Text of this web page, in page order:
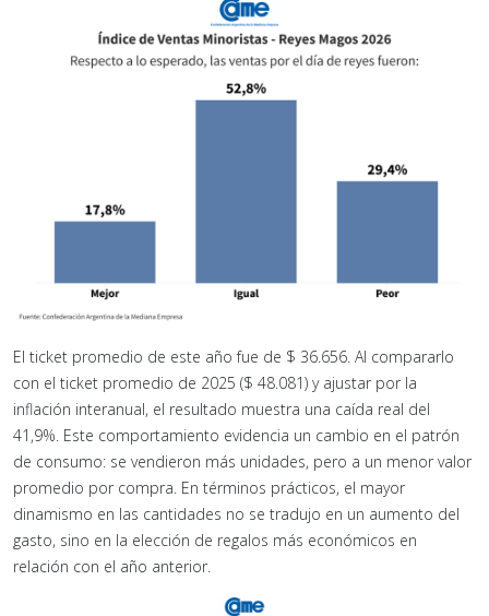
El ticket promedio de este año fue de $ 36.656. Al compararlo
con el ticket promedio de 2025 ($ 48.081) y ajustar por la
inflación interanual, el resultado muestra una caída real del
41,9%. Este comportamiento evidencia un cambio en el patrón
de consumo: se vendieron más unidades, pero a un menor valor
promedio por compra. En términos prácticos, el mayor
dinamismo en las cantidades no se tradujo en un aumento del
gasto, sino en la elección de regalos más económicos en
relación con el año anterior.